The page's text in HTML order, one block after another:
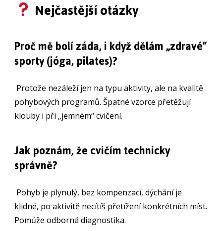
Nejčastější otázky
Proč mě bolí záda, i když dělám „zdravé“
sporty (jóga, pilates)?
Protože nezáleží jen na typu aktivity, ale na kvalitě
pohybových programů. Špatné vzorce přetěžují
klouby i při „jemném“ cvičení.
Jak poznám, že cvičím technicky
správně?
Pohyb je plynulý, bez kompenzací, dýchání je
klidné, po aktivitě necítíš přetížení konkrétních míst.
Pomůže odborná diagnostika.